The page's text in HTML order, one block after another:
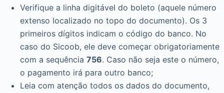
Verifique a linha digitável do boleto (aquele número
extenso localizado no topo do documento). Os 3
primeiros dígitos indicam o código do banco. No
caso do Sicoob, ele deve começar obrigatoriamente
com a sequência 756. Caso não seja este o número,
o pagamento irá para outro banco;
Leia com atenção todos os dados do documento,